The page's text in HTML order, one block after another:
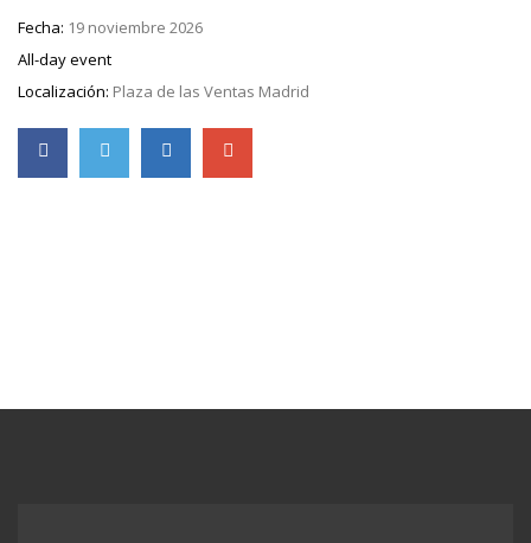
Fecha: 19 noviembre 2026
All-day event
Localización: Plaza de las Ventas Madrid